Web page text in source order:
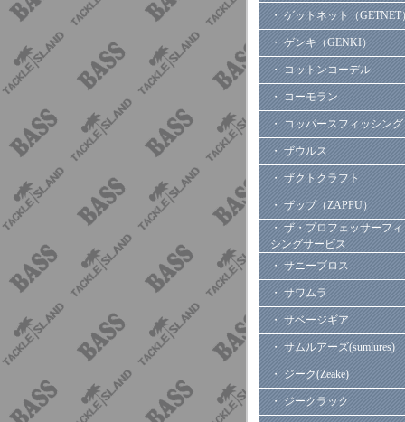
・ ゲットネット（GETNET
・ ゲンキ（GENKI）
・ コットンコーデル
・ コーモラン
・ コッパースフィッシング
・ ザウルス
・ ザクトクラフト
・ ザップ（ZAPPU）
・ ザ・プロフェッサーフ
シングサービス
・ サニーブロス
・ サワムラ
・ サベージギア
・ サムルアーズ(sumlures)
・ ジーク(Zeake)
・ ジークラック